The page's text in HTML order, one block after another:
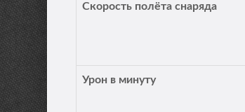
Скорость полёта снаряда
Урон в минуту